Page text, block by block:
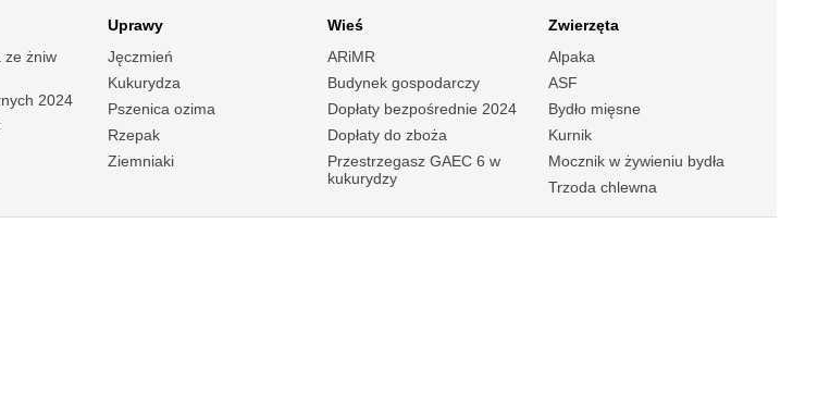
ze żniw
2024
Uprawy
Jęczmień
Kukurydza
Pszenica ozima
Rzepak
Ziemniaki
Wieś
ARiMR
Budynek gospodarczy
Dopłaty bezpośrednie 2024
Dopłaty do zboża
Przestrzegasz GAEC 6 w
kukurydzy
Zwierzęta
Alpaka
ASF
Bydło mięsne
Kurnik
Mocznik w żywieniu bydła
Trzoda chlewna